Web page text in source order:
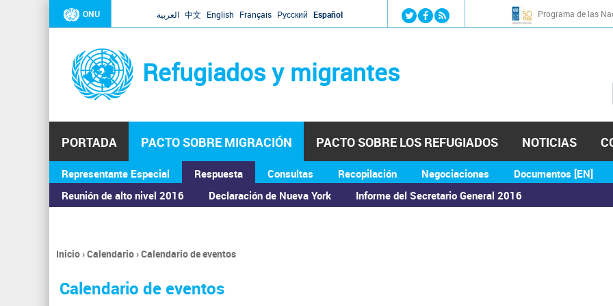
Jump to navigation
ONU العربية 中文 English Français Русский Español Programa de las
Refugiados y migrantes
PORTADA PACTO SOBRE MIGRACIÓN
Representante Especial
Respuesta
Reunión de alto nivel 2016
Declaración de Nueva York Informe del Secretario General 2016
Consultas Recopilación Negociaciones Documentos [EN]
PACTO SOBRE LOS REFUGIADOS NOTICIAS
ASAMBLEA GENERAL
Se
encuentra
usted
Inicio›Calendario›Calendario de eventos
Calendario de eventos